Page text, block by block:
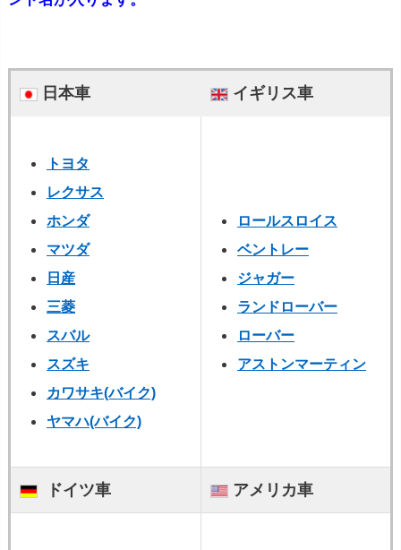
日本車 イギリス車
トヨタ
レクサス
ホンダ
マツダ
日産
三菱
スバル
スズキ
カワサキ(バイク)
ヤマハ(バイク)
ロールスロイス
ベントレー
ジャガー
ランドローバー
ローバー
アストンマーティン
ドイツ車 アメリカ車